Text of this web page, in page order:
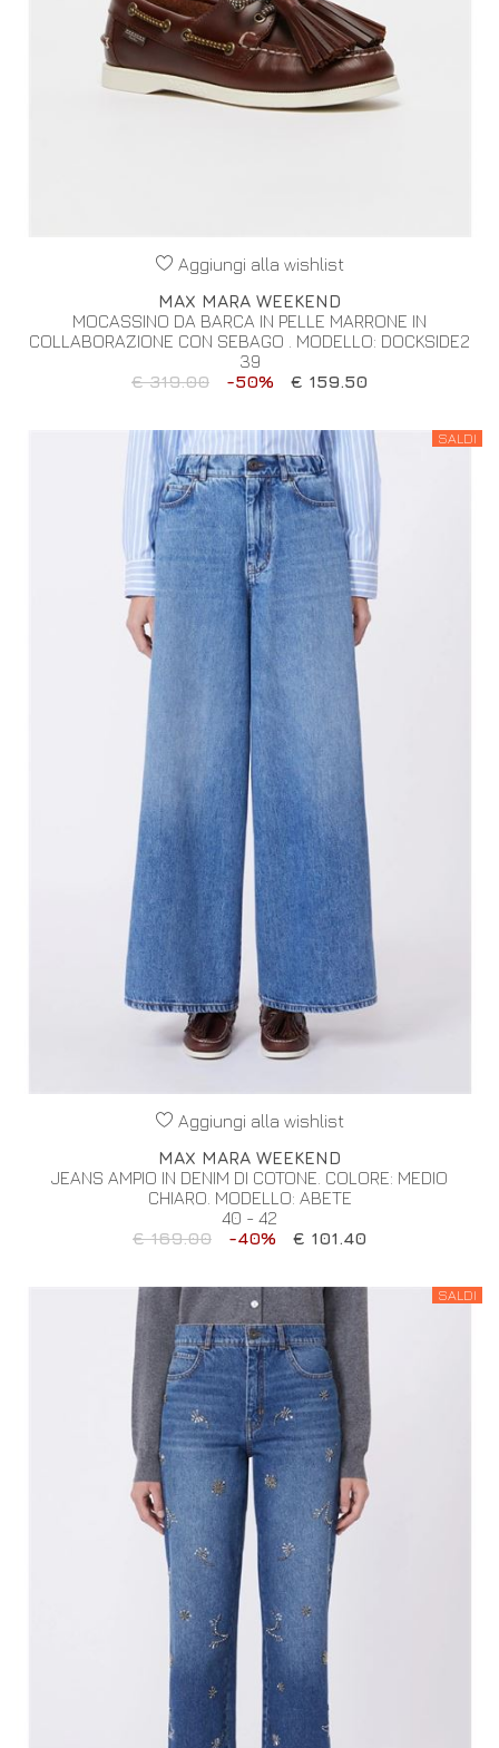
Aggiungi alla wishlist
MAX MARA WEEKEND
MOCASSINO DA BARCA IN PELLE MARRONE IN
COLLABORAZIONE CON SEBAGO . MODELLO: DOCKSIDE2
39
€ 319.00
-50% € 159.50
SALDI
Aggiungi alla wishlist
MAX MARA WEEKEND
JEANS AMPIO IN DENIM DI COTONE. COLORE: MEDIO
CHIARO. MODELLO: ABETE
40 - 42
€ 169.00
-40% € 101.40
SALDI